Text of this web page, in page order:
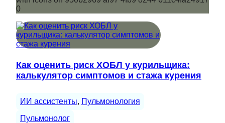
Как оценить риск ХОБЛ у курильщика:
калькулятор симптомов и стажа курения
ИИ ассистенты, Пульмонология
Пульмонолог